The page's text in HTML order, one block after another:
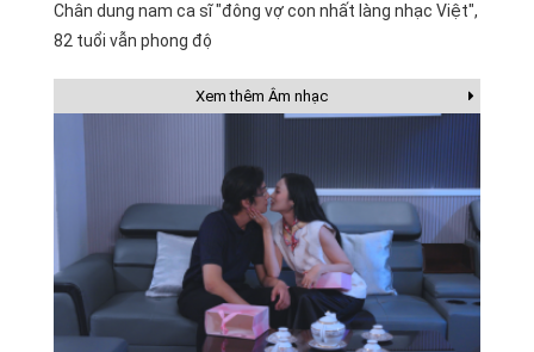
Chân dung nam ca sĩ "đông vợ con nhất làng nhạc Việt",
82 tuổi vẫn phong độ
Xem thêm Âm nhạc